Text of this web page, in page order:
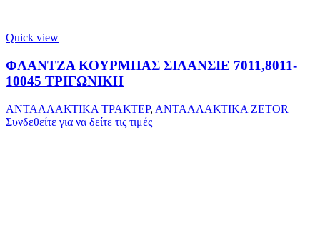
Quick view
ΦΛΑΝΤΖΑ ΚΟΥΡΜΠΑΣ ΣΙΛΑΝΣΙΕ 7011,8011-
10045 ΤΡΙΓΩΝΙΚΗ
ΑΝΤΑΛΛΑΚΤΙΚΑ ΤΡΑΚΤΕΡ, ΑΝΤΑΛΛΑΚΤΙΚΑ ZETOR
Συνδεθείτε για να δείτε τις τιμές